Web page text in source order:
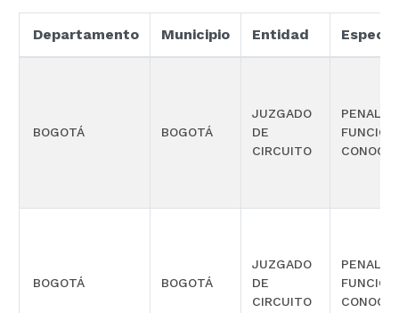
Departamento Municipio Entidad
BOGOTÁ BOGOTÁ
JUZGADO
DE
CIRCUITO
PENAL
BOGOTÁ BOGOTÁ
JUZGADO
DE
CIRCUITO
PENAL